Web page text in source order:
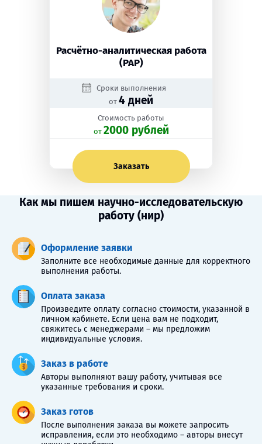
Расчётно-аналитическая работа
(РАР)
Сроки выполнения
от 4 дней
Стоимость работы
oт 2000 рублей
Заказать
Как мы пишем научно-исследовательскую
работу (нир)
Оформление заявки
Заполните все необходимые данные для корректного
выполнения работы.
Оплата заказа
Произведите оплату согласно стоимости, указанной в
личном кабинете. Если цена вам не подходит,
свяжитесь с менеджерами – мы предложим
индивидуальные условия.
Заказ в работе
Авторы выполняют вашу работу, учитывая все
указанные требования и сроки.
Заказ готов
После выполнения заказа вы можете запросить
исправления, если это необходимо – авторы внесут